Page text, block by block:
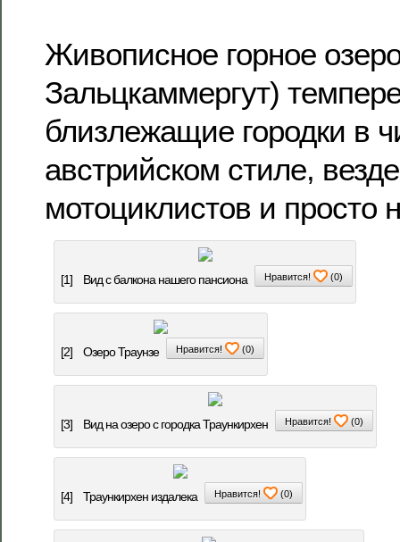
Живописное горное
Зальцкаммергут)
близлежащие городки в
австрийском стиле,
мотоциклистов и просто
[1] Вид с балкона нашего пансиона Нравится! (0)
[2] Озеро Траунзе Нравится! (0)
[3] Вид на озеро с городка Траункирхен Нравится! (0)
[4] Траункирхен издалека Нравится! (0)